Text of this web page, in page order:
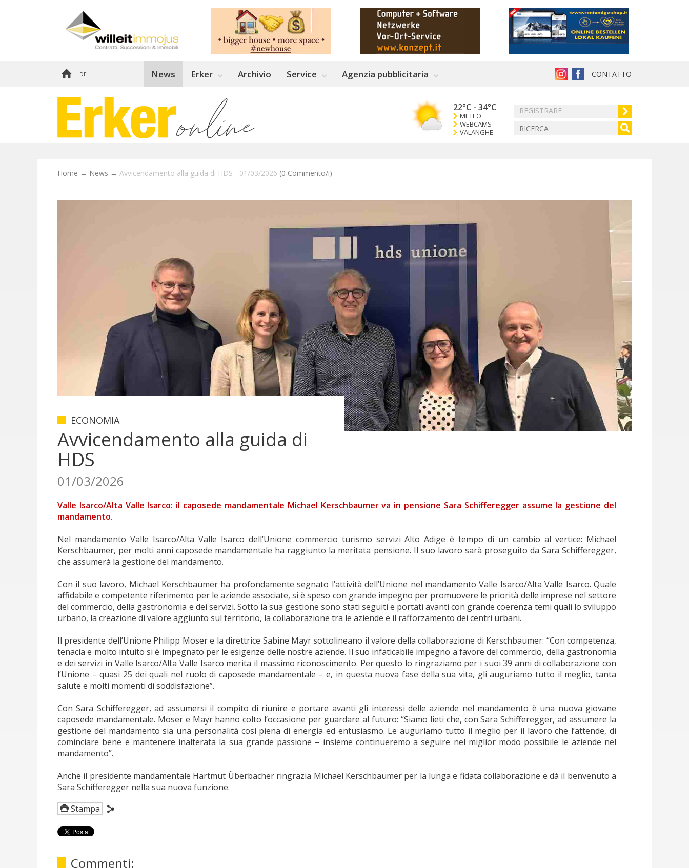
DE CONTATTO
News Erker Archivio Service Agenzia pubblicitaria
REGISTRARE
22°C - 34°C
METEO
WEBCAMS
VALANGHE
Home → News → Avvicendamento alla guida di HDS - 01/03/2026 (0 Commento/i)
ECONOMIA
Avvicendamento alla guida di
HDS
01/03/2026
Valle Isarco/Alta Valle Isarco: il caposede mandamentale Michael Kerschbaumer va in pensione Sara Schifferegger assume la gestione del
mandamento.
Nel mandamento Valle Isarco/Alta Valle Isarco dell’Unione commercio turismo servizi Alto Adige è tempo di un cambio al vertice: Michael
Kerschbaumer, per molti anni caposede mandamentale ha raggiunto la meritata pensione. Il suo lavoro sarà proseguito da Sara Schifferegger,
che assumerà la gestione del mandamento.
Con il suo lavoro, Michael Kerschbaumer ha profondamente segnato l’attività dell’Unione nel mandamento Valle Isarco/Alta Valle Isarco. Quale
affidabile e competente riferimento per le aziende associate, si è speso con grande impegno per promuovere le priorità delle imprese nel settore
del commercio, della gastronomia e dei servizi. Sotto la sua gestione sono stati seguiti e portati avanti con grande coerenza temi quali lo sviluppo
urbano, la creazione di valore aggiunto sul territorio, la collaborazione tra le aziende e il rafforzamento dei centri urbani.
Il presidente dell’Unione Philipp Moser e la direttrice Sabine Mayr sottolineano il valore della collaborazione di Kerschbaumer: “Con competenza,
tenacia e molto intuito si è impegnato per le esigenze delle nostre aziende. Il suo infaticabile impegno a favore del commercio, della gastronomia
e dei servizi in Valle Isarco/Alta Valle Isarco merita il massimo riconoscimento. Per questo lo ringraziamo per i suoi 39 anni di collaborazione con
l’Unione – quasi 25 dei quali nel ruolo di caposede mandamentale – e, in questa nuova fase della sua vita, gli auguriamo tutto il meglio, tanta
salute e molti momenti di soddisfazione”.
Con Sara Schifferegger, ad assumersi il compito di riunire e portare avanti gli interessi delle aziende nel mandamento è una nuova giovane
caposede mandamentale. Moser e Mayr hanno colto l’occasione per guardare al futuro: “Siamo lieti che, con Sara Schifferegger, ad assumere la
gestione del mandamento sia una personalità così piena di energia ed entusiasmo. Le auguriamo tutto il meglio per il lavoro che l’attende, di
cominciare bene e mantenere inalterata la sua grande passione – insieme continueremo a seguire nel miglior modo possibile le aziende nel
mandamento”.
Anche il presidente mandamentale Hartmut Überbacher ringrazia Michael Kerschbaumer per la lunga e fidata collaborazione e dà il benvenuto a
Sara Schifferegger nella sua nuova funzione.
Stampa
Commenti: